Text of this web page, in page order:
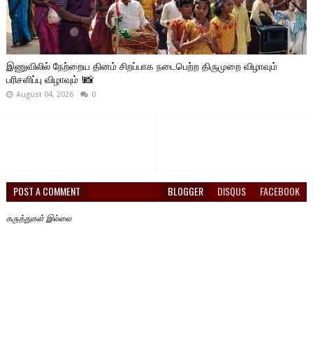
இணுவிலில் நேற்றைய தினம் சிறப்பாக நடைபெற்ற திருமுறை விழாவும்
பரிசளிப்பு விழாவும் !📸
August 04, 2026 0
POST A COMMENT BLOGGER DISQUS FACEBOOK
கருத்துகள் இல்லை